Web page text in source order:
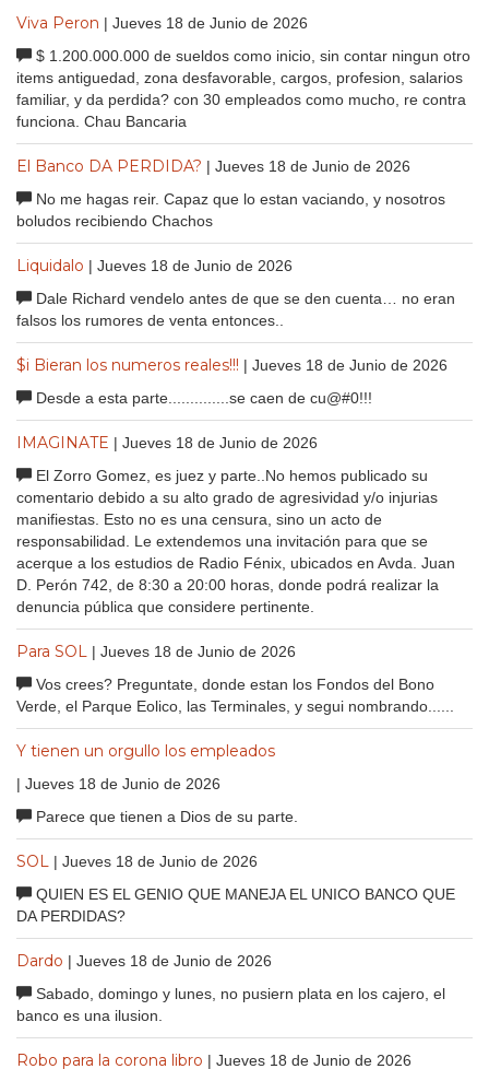
Viva Peron | Jueves 18 de Junio de 2026
$ 1.200.000.000 de sueldos como inicio, sin contar ningun otro
items antiguedad, zona desfavorable, cargos, profesion, salarios
familiar, y da perdida? con 30 empleados como mucho, re contra
funciona. Chau Bancaria
El Banco DA PERDIDA? | Jueves 18 de Junio de 2026
No me hagas reir. Capaz que lo estan vaciando, y nosotros
boludos recibiendo Chachos
Liquidalo | Jueves 18 de Junio de 2026
Dale Richard vendelo antes de que se den cuenta… no eran
falsos los rumores de venta entonces..
$i Bieran los numeros reales!!! | Jueves 18 de Junio de 2026
Desde a esta parte..............se caen de cu@#0!!!
IMAGINATE | Jueves 18 de Junio de 2026
El Zorro Gomez, es juez y parte..No hemos publicado su
comentario debido a su alto grado de agresividad y/o injurias
manifiestas. Esto no es una censura, sino un acto de
responsabilidad. Le extendemos una invitación para que se
acerque a los estudios de Radio Fénix, ubicados en Avda. Juan
D. Perón 742, de 8:30 a 20:00 horas, donde podrá realizar la
denuncia pública que considere pertinente.
Para SOL
| Jueves 18 de Junio de 2026
Vos crees? Preguntate, donde estan los Fondos del Bono
Verde, el Parque Eolico, las Terminales, y segui nombrando......
Y tienen un orgullo los empleados
| Jueves 18 de Junio de 2026
Parece que tienen a Dios de su parte.
SOL
| Jueves 18 de Junio de 2026
QUIEN ES EL GENIO QUE MANEJA EL UNICO BANCO QUE
DA PERDIDAS?
Dardo | Jueves 18 de Junio de 2026
Sabado, domingo y lunes, no pusiern plata en los cajero, el
banco es una ilusion.
Robo para la corona libro | Jueves 18 de Junio de 2026